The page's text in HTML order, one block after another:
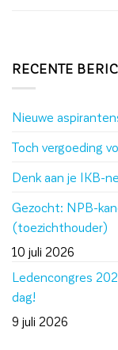
RECENTE
Nieuwe
Toch vergoeding
Denk aan je IKB-
Gezocht: NPB-
(toezichthouder)
10 juli 2026
Ledencongres
dag!
9 juli 2026